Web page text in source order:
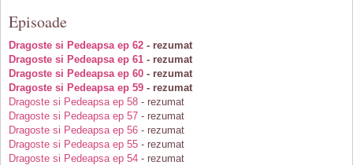
Episoade
Dragoste si Pedeapsa ep 62 - rezumat
Dragoste si Pedeapsa ep 61 - rezumat
Dragoste si Pedeapsa ep 60 - rezumat
Dragoste si Pedeapsa ep 59 - rezumat
Dragoste si Pedeapsa ep 58 - rezumat
Dragoste si Pedeapsa ep 57 - rezumat
Dragoste si Pedeapsa ep 56 - rezumat
Dragoste si Pedeapsa ep 55 - rezumat
Dragoste si Pedeapsa ep 54 - rezumat